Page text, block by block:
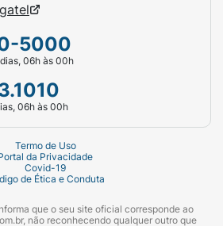
5000
06h às 00h
06h às 00h
Termo de Uso
da Privacidade
Covid-19
de Ética e Conduta
que o seu site oficial corresponde ao
não reconhecendo qualquer outro que